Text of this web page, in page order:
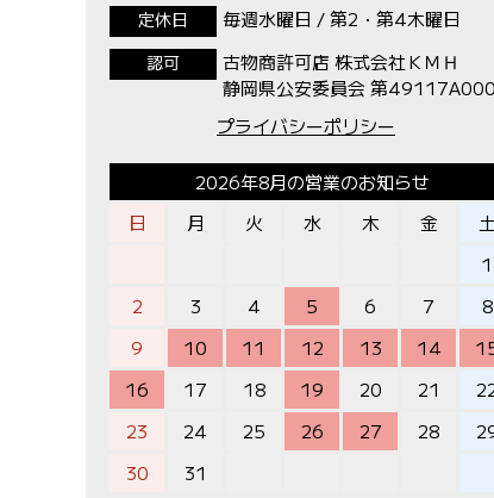
定休日 毎週水曜日 / 第2・第4木曜日
認可
古物商許可店 株式会社ＫＭＨ
静岡県公安委員会 第
プライバシーポリシー
2026年8月の営業のお知らせ
日
月 火 水 木 金
土
1
2
3 4 5 6 7
8
9
10 11 12 13 14
16
17 18 19 20 21
23
24 25 26 27 28
30
31